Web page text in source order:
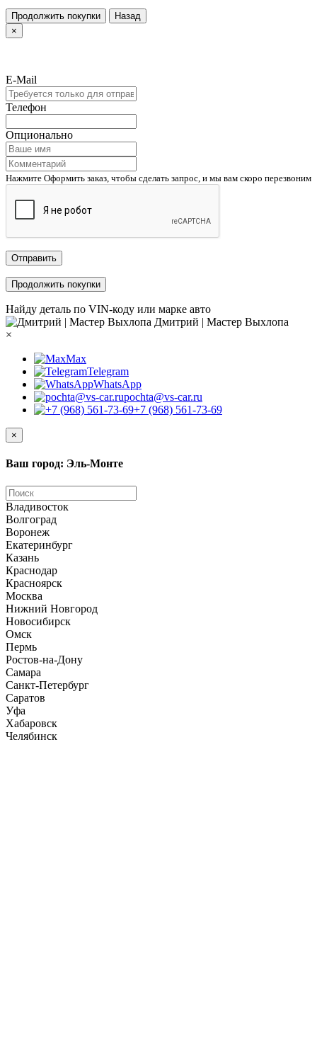
Продолжить покупки
Назад
×
E-Mail
Телефон
Опционально
Нажмите Оформить заказ, чтобы сделать запрос, и мы вам скоро перезвоним
Отправить
Продолжить покупки
Найду деталь по VIN-коду или марке авто
Дмитрий | Мастер Выхлопа
×
Max
Telegram
WhatsApp
pochta@vs-car.ru
+7 (968) 561-73-69
×
Ваш город: Эль-Монте
Владивосток
Волгоград
Воронеж
Екатеринбург
Казань
Краснодар
Красноярск
Москва
Нижний Новгород
Новосибирск
Омск
Пермь
Ростов-на-Дону
Самара
Санкт-Петербург
Саратов
Уфа
Хабаровск
Челябинск